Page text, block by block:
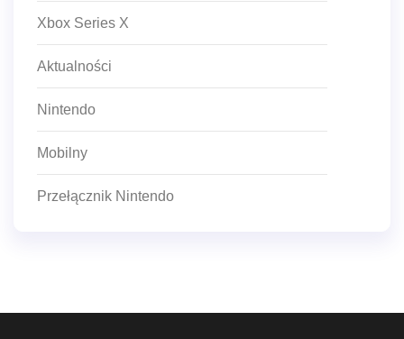
Xbox Series X
Aktualności
Nintendo
Mobilny
Przełącznik Nintendo